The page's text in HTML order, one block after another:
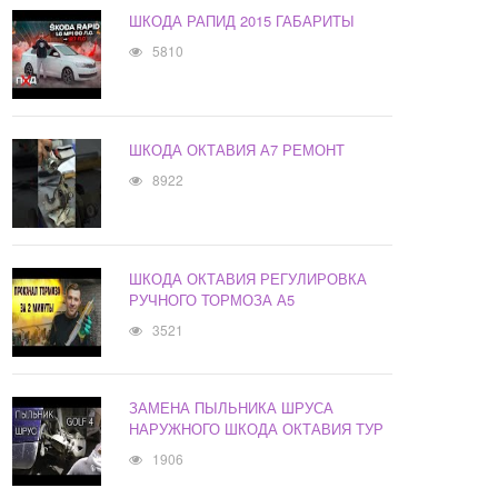
ШКОДА РАПИД 2015 ГАБАРИТЫ
5810
ШКОДА ОКТАВИЯ А7 РЕМОНТ
8922
ШКОДА ОКТАВИЯ РЕГУЛИРОВКА
РУЧНОГО ТОРМОЗА А5
3521
ЗАМЕНА ПЫЛЬНИКА ШРУСА
НАРУЖНОГО ШКОДА ОКТАВИЯ ТУР
1906